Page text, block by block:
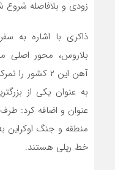
زودی و بلافاصله شروع
ذاکری با اشاره به
بلاروس، محور اصلی
آهن این ۲
به عنوان یکی از
عنوان و اضافه کرد:
منطقه و جنگ اوکراین
خط ریلی هستند.